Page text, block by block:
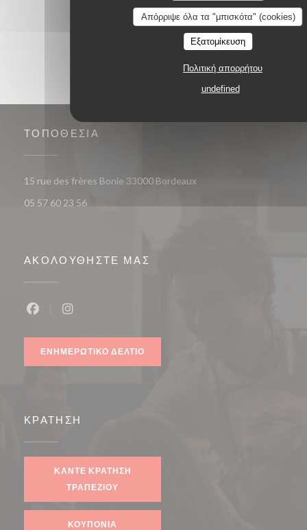
Απόρριψε όλα τα "μπισκότα" (cookies)
Εξατομίκευση
Πολιτική απορρήτου
undefined
ΤΟΠΟΘΕΣΊΑ
15 rue des frères Bonie 33000 Bordeaux((ανοίγει σε νέο
05 57 60 23 56
ΑΚΟΛΟΥΘΉΣΤΕ ΜΑΣ
ΕΝΗΜΕΡΩΤΙΚΌ ΔΕΛΤΊΟ
ΚΡΆΤΗΣΗ
ΚΆΝΤΕ ΚΡΆΤΗΣΗ
ΤΡΑΠΕΖΙΟΎ
ΚΟΥΠΌΝΙΑ